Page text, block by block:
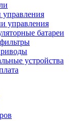
управления
батареи
устройства